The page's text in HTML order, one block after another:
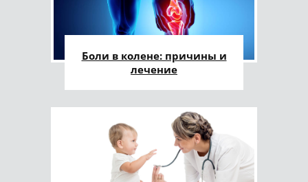
Боли в колене: причины и
лечение